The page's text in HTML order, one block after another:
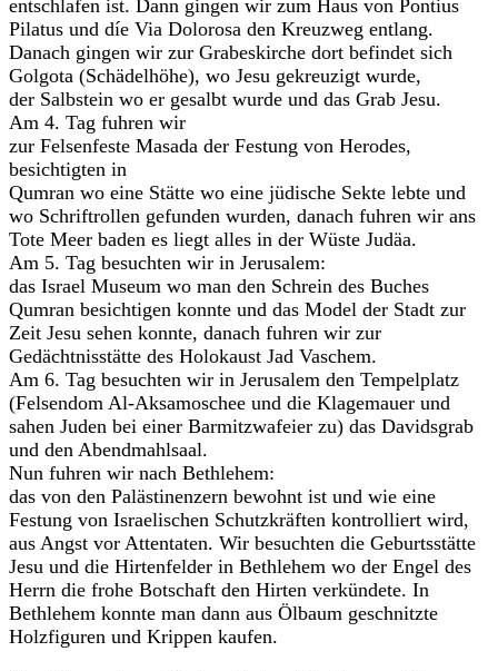
entschlafen ist. Dann gingen wir zum Haus von Pontius
Pilatus und díe Via Dolorosa den Kreuzweg entlang.
Danach gingen wir zur Grabeskirche dort befindet sich
Golgota (Schädelhöhe), wo Jesu gekreuzigt wurde,
der Salbstein wo er gesalbt wurde und das Grab Jesu.
Am 4. Tag fuhren wir
zur Felsenfeste Masada der Festung von Herodes,
besichtigten in
Qumran wo eine Stätte wo eine jüdische Sekte lebte und
wo Schriftrollen gefunden wurden, danach fuhren wir ans
Tote Meer baden es liegt alles in der Wüste Judäa.
Am 5. Tag besuchten wir in Jerusalem:
das Israel Museum wo man den Schrein des Buches
Qumran besichtigen konnte und das Model der Stadt zur
Zeit Jesu sehen konnte, danach fuhren wir zur
Gedächtnisstätte des Holokaust Jad Vaschem.
Am 6. Tag besuchten wir in Jerusalem den Tempelplatz
(Felsendom Al-Aksamoschee und die Klagemauer und
sahen Juden bei einer Barmitzwafeier zu) das Davidsgrab
und den Abendmahlsaal.
Nun fuhren wir nach Bethlehem:
das von den Palästinenzern bewohnt ist und wie eine
Festung von Israelischen Schutzkräften kontrolliert wird,
aus Angst vor Attentaten. Wir besuchten die Geburtsstätte
Jesu und die Hirtenfelder in Bethlehem wo der Engel des
Herrn die frohe Botschaft den Hirten verkündete. In
Bethlehem konnte man dann aus Ölbaum geschnitzte
Holzfiguren und Krippen kaufen.